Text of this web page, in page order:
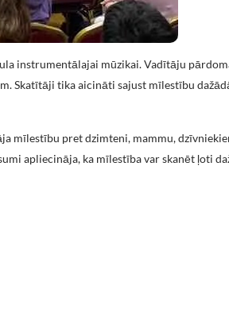
instrumentālajai mūzikai. Vadītāju
Skatītāji tika aicināti sajust mīlestību
mīlestību pret dzimteni, mammu,
apliecināja, ka mīlestība var skanēt ļoti